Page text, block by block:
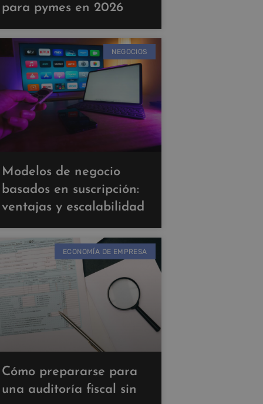
para pymes en 2026
NEGOCIOS
Modelos de negocio
basados en suscripción:
ventajas y escalabilidad
ECONOMÍA DE EMPRESA
Cómo prepararse para
una auditoría fiscal sin